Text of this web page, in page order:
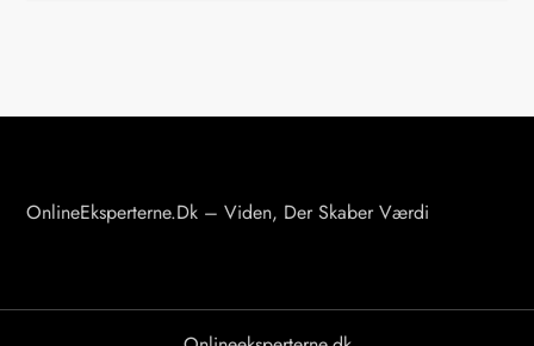
v
a
OnlineEksperterne.dk – Viden, Der Skaber Værdi